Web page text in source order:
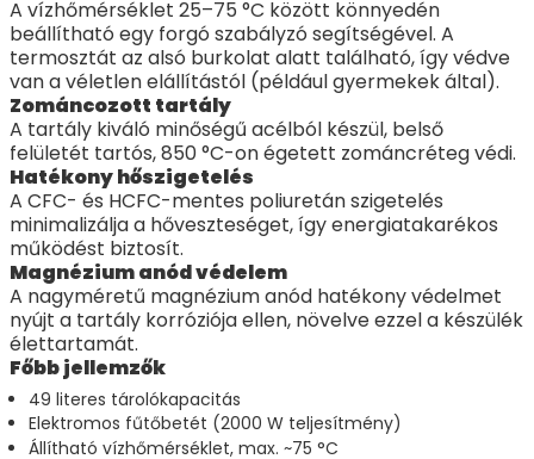
A vízhőmérséklet 25–75 °C között könnyedén
beállítható egy forgó szabályzó segítségével. A
termosztát az alsó burkolat alatt található, így védve
van a véletlen elállítástól (például gyermekek által).
Zománcozott tartály
A tartály kiváló minőségű acélból készül, belső
felületét tartós, 850 °C-on égetett zománcréteg védi.
Hatékony hőszigetelés
A CFC- és HCFC-mentes poliuretán szigetelés
minimalizálja a hőveszteséget, így energiatakarékos
működést biztosít.
Magnézium anód védelem
A nagyméretű magnézium anód hatékony védelmet
nyújt a tartály korróziója ellen, növelve ezzel a készülék
élettartamát.
Főbb jellemzők
49 literes tárolókapacitás
Elektromos fűtőbetét (2000 W teljesítmény)
Állítható vízhőmérséklet, max. ~75 °C